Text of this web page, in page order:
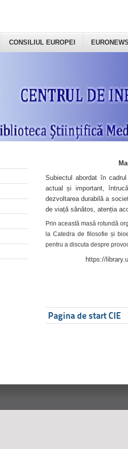
CONSILIUL EUROPEI EURONEWS
Subiectul abordat în
actual și important,
dezvoltarea durabilă a
de viață sănătos, atenția
Prin această masă rotundă
la Catedra de filosofie și
pentru a discuta despre
https://
Pagina de start CIE